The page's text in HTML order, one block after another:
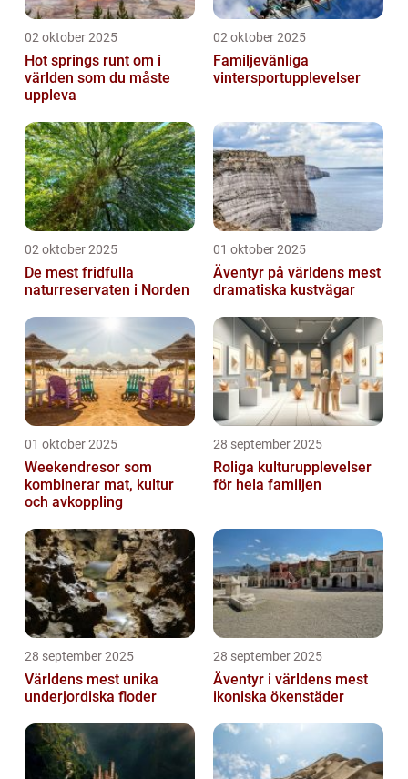
02 oktober 2025
Hot springs runt om i
världen som du måste
uppleva
02 oktober 2025
Familjevänliga
vintersportupplevelser
02 oktober 2025
De mest fridfulla
naturreservaten i Norden
01 oktober 2025
Äventyr på världens mest
dramatiska kustvägar
01 oktober 2025
Weekendresor som
kombinerar mat, kultur
och avkoppling
28 september 2025
Roliga kulturupplevelser
för hela familjen
28 september 2025
Världens mest unika
underjordiska floder
28 september 2025
Äventyr i världens mest
ikoniska ökenstäder